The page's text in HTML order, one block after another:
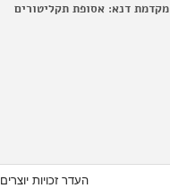
מקדמת דנא: אסופת תקליטורים
העדר זכויות יוצרים